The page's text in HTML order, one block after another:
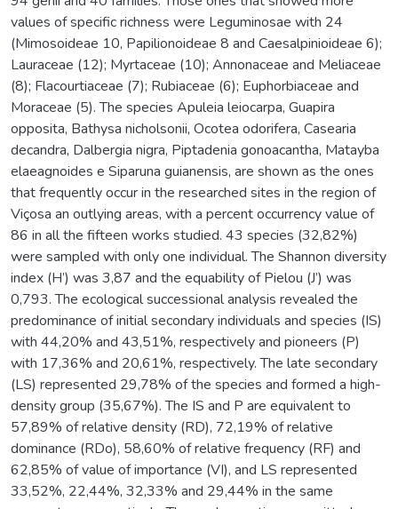
values of specific richness were Leguminosae with 24
(Mimosoideae 10, Papilionoideae 8 and Caesalpinioideae 6);
Lauraceae (12); Myrtaceae (10); Annonaceae and Meliaceae
(8); Flacourtiaceae (7); Rubiaceae (6); Euphorbiaceae and
Moraceae (5). The species Apuleia leiocarpa, Guapira
opposita, Bathysa nicholsonii, Ocotea odorifera, Casearia
decandra, Dalbergia nigra, Piptadenia gonoacantha, Matayba
elaeagnoides e Siparuna guianensis, are shown as the ones
that frequently occur in the researched sites in the region of
Viçosa an outlying areas, with a percent occurrency value of
86 in all the fifteen works studied. 43 species (32,82%)
were sampled with only one individual. The Shannon diversity
index (H’) was 3,87 and the equability of Pielou (J’) was
0,793. The ecological successional analysis revealed the
predominance of initial secondary individuals and species (IS)
with 44,20% and 43,51%, respectively and pioneers (P)
with 17,36% and 20,61%, respectively. The late secondary
(LS) represented 29,78% of the species and formed a high-
density group (35,67%). The IS and P are equivalent to
57,89% of relative density (RD), 72,19% of relative
dominance (RDo), 58,60% of relative frequency (RF) and
62,85% of value of importance (VI), and LS represented
33,52%, 22,44%, 32,33% and 29,44% in the same